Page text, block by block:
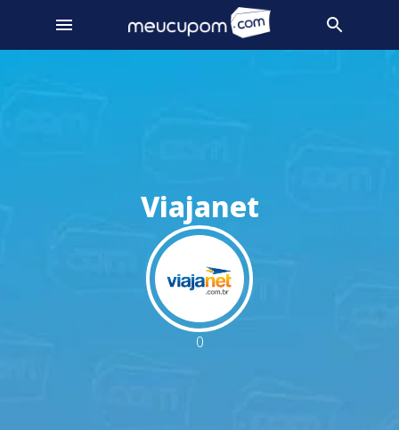
Viajanet
0